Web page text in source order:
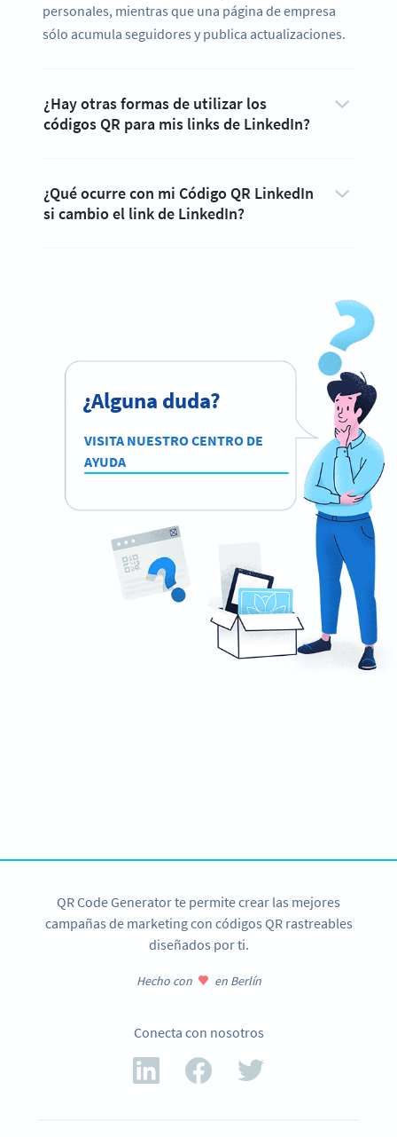
personales, mientras que una página de empresa
sólo acumula seguidores y publica actualizaciones.
¿Hay otras formas de utilizar los
códigos QR para mis links de LinkedIn?
¿Qué ocurre con mi Código QR LinkedIn
si cambio el link de LinkedIn?
¿Alguna duda?
VISITA NUESTRO CENTRO DE
AYUDA
QR Code Generator te permite crear las mejores
campañas de marketing con códigos QR rastreables
diseñados por ti.
Hecho con en Berlín
Conecta con nosotros